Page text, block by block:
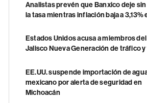
Analistas prevén que Banxico deje
la tasa mientras inflación baja a 3,13%
Estados Unidos acusa a miembros
Jalisco Nueva Generación de tráfico
EE.UU. suspende importación de
mexicano por alerta de seguridad en
Michoacán